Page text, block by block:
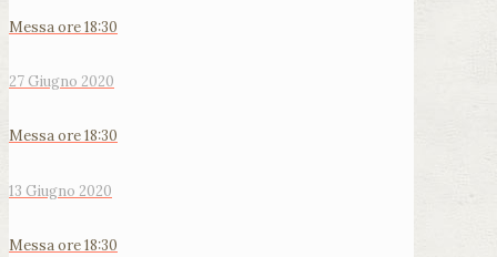
Messa ore 18:30
27 Giugno 2020
Messa ore 18:30
13 Giugno 2020
Messa ore 18:30